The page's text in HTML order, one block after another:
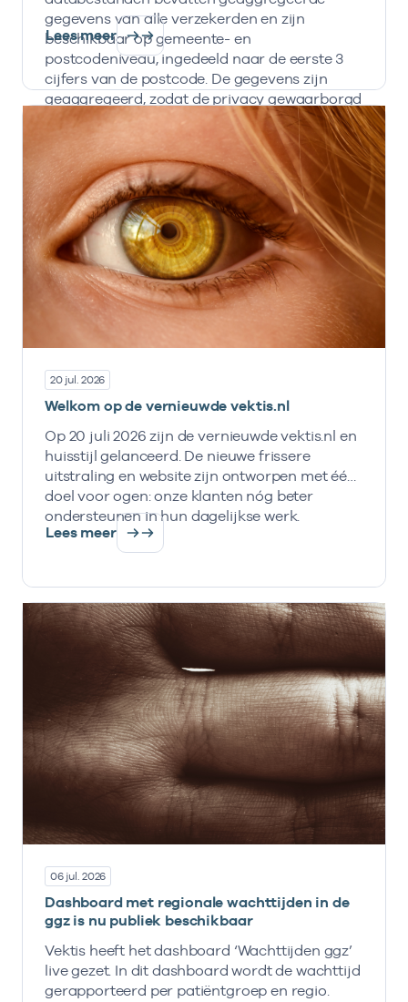
gegevens van alle verzekerden en zijn
beschikbaar op gemeente- en
postcodeniveau, ingedeeld naar de eerste 3
cijfers van de postcode. De gegevens zijn
geaggregeerd, zodat de privacy gewaarborgd
is en informatie nooit herleidbaar is naar
individuele personen, zorgverzekeraars en
zorginstellingen.
Lees meer
20 jul. 2026
Welkom op de vernieuwde vektis.nl
Op 20 juli 2026 zijn de vernieuwde vektis.nl en
huisstijl gelanceerd. De nieuwe frissere
uitstraling en website zijn ontworpen met één
doel voor ogen: onze klanten nóg beter
ondersteunen in hun dagelijkse werk.
Lees meer
06 jul. 2026
Dashboard met regionale wachttijden in de
ggz is nu publiek beschikbaar
Vektis heeft het dashboard ‘Wachttijden ggz’
live gezet. In dit dashboard wordt de wachttijd
gerapporteerd per patiëntgroep en regio.